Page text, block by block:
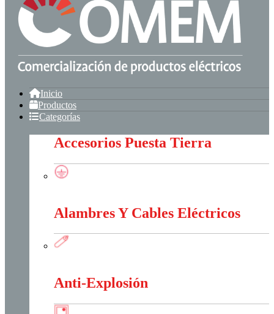
Inicio
Productos
Categorías
Accesorios Puesta Tierra
Alambres Y Cables Eléctricos
Anti-Explosión